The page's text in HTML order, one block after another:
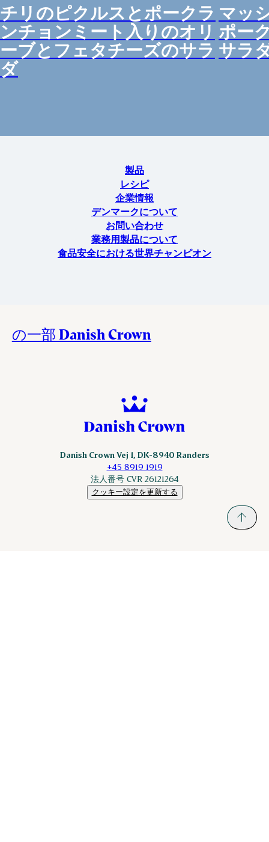
チリのピクルスとポークラ
ンチョンミート入りのオリ
ーブとフェタチーズのサラ
ダ
マッ
ポー
サラ
製品
レシピ
企業情報
デンマークについて
お問い合わせ
業務用製品について
食品安全における世界チャンピオン
の一部 Danish Crown
Danish Crown Vej 1, DK-8940 Randers
+45 8919 1919
法人番号 CVR 26121264
クッキー設定を更新する